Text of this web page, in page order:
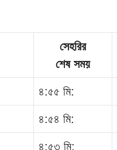
সেহরির
শেষ সময়
৪:৫৫ মি:
৪:৫৪ মি:
৪:৫৩ মি: